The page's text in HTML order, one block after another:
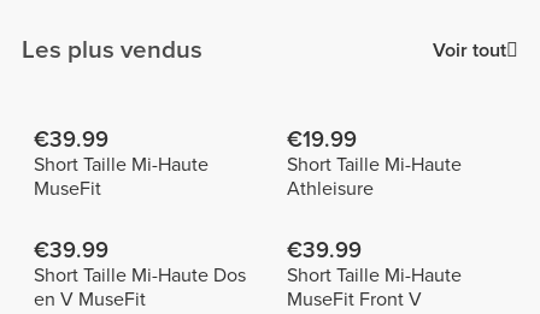
Les plus vendus Voir tout
€39.99
Short Taille Mi-Haute
MuseFit
€19.99
Short Taille Mi-Haute
Athleisure
€39.99
Short Taille Mi-Haute Dos
en V MuseFit
€39.99
Short Taille Mi-Haute
MuseFit Front V